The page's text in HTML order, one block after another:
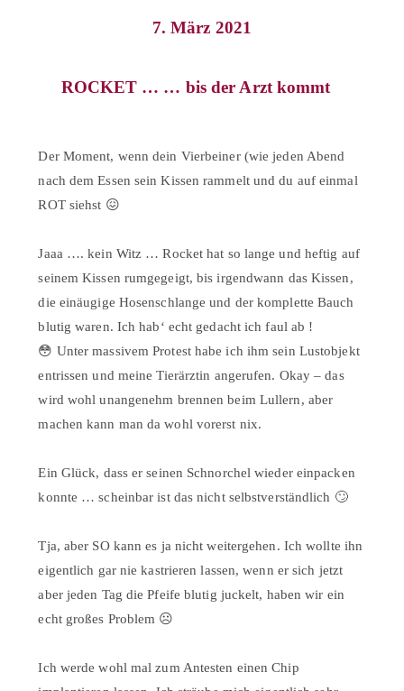
7. März 2021
ROCKET … … bis der Arzt kommt⠀
Der Moment, wenn dein Vierbeiner (wie jeden Abend
nach dem Essen sein Kissen rammelt und du auf einmal
ROT siehst 😖⠀
Jaaa …. kein Witz … Rocket hat so lange und heftig auf
seinem Kissen rumgegeigt, bis irgendwann das Kissen,
die einäugige Hosenschlange und der komplette Bauch
blutig waren. Ich hab‘ echt gedacht ich faul ab !
😳 Unter massivem Protest habe ich ihm sein Lustobjekt
entrissen und meine Tierärztin angerufen. Okay – das
wird wohl unangenehm brennen beim Lullern, aber
machen kann man da wohl vorerst nix.⠀
Ein Glück, dass er seinen Schnorchel wieder einpacken
konnte … scheinbar ist das nicht selbstverständlich 🙄
Tja, aber SO kann es ja nicht weitergehen. Ich wollte ihn
eigentlich gar nie kastrieren lassen, wenn er sich jetzt
aber jeden Tag die Pfeife blutig juckelt, haben wir ein
echt großes Problem ☹⠀
Ich werde wohl mal zum Antesten einen Chip